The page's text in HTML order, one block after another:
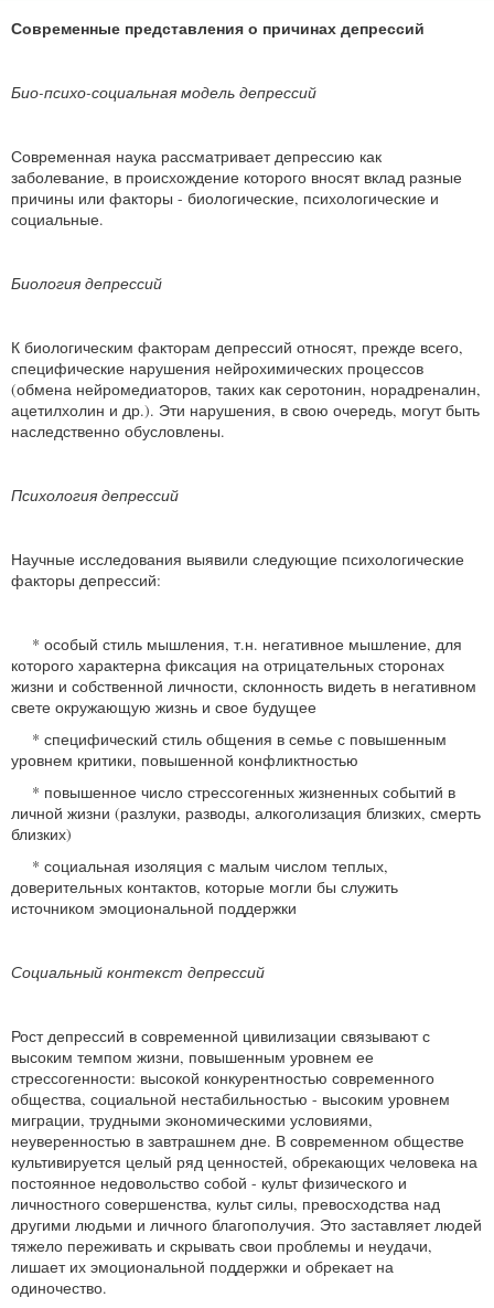
Современные представления о причинах депрессий
Био-психо-социальная модель депрессий
Современная наука рассматривает депрессию как
заболевание, в происхождение которого вносят вклад разные
причины или факторы - биологические, психологические и
социальные.
Биология депрессий
К биологическим факторам депрессий относят, прежде всего,
специфические нарушения нейрохимических процессов
(обмена нейромедиаторов, таких как серотонин, норадреналин,
ацетилхолин и др.). Эти нарушения, в свою очередь, могут быть
наследственно обусловлены.
Психология депрессий
Научные исследования выявили следующие психологические
факторы депрессий:
* особый стиль мышления, т.н. негативное мышление, для
которого характерна фиксация на отрицательных сторонах
жизни и собственной личности, склонность видеть в негативном
свете окружающую жизнь и свое будущее
* специфический стиль общения в семье с повышенным
уровнем критики, повышенной конфликтностью
* повышенное число стрессогенных жизненных событий в
личной жизни (разлуки, разводы, алкоголизация близких, смерть
близких)
* социальная изоляция с малым числом теплых,
доверительных контактов, которые могли бы служить
источником эмоциональной поддержки
Социальный контекст депрессий
Рост депрессий в современной цивилизации связывают с
высоким темпом жизни, повышенным уровнем ее
стрессогенности: высокой конкурентностью современного
общества, социальной нестабильностью - высоким уровнем
миграции, трудными экономическими условиями,
неуверенностью в завтрашнем дне. В современном обществе
культивируется целый ряд ценностей, обрекающих человека на
постоянное недовольство собой - культ физического и
личностного совершенства, культ силы, превосходства над
другими людьми и личного благополучия. Это заставляет людей
тяжело переживать и скрывать свои проблемы и неудачи,
лишает их эмоциональной поддержки и обрекает на
одиночество.